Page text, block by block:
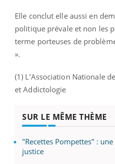
Elle conclut elle aussi en
politique prévale et non les
terme porteuses de
».
(1) L’Association Nationale
et Addictologie
SUR LE MÊME THÈME
"Recettes Pompettes" :
justice